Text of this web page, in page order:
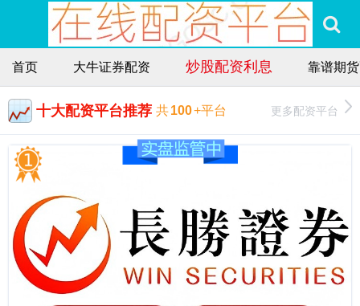
首页 大牛证券配资 炒股配资利息 靠谱期
十大配资平台推荐 共100+平台 更多配资平台